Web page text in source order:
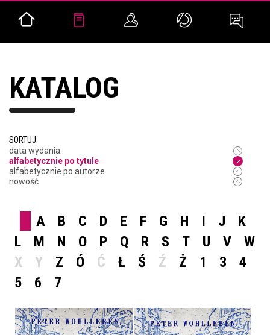
KATALOG
SORTUJ:
data wydania
alfabetycznie po tytule
alfabetycznie po autorze
nowość
A B C D E F G H I J
K
L
M N O P Q R S T U V
W
X
Y Z Ó Ć Ł Ś Ź Ż 1 3
4
5
6 7